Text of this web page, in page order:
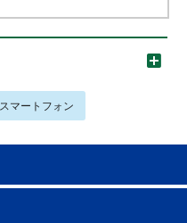
スマートフォン